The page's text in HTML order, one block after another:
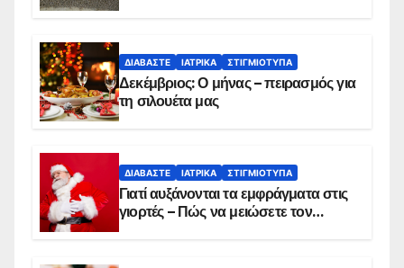
ΔΙΑΒΆΣΤΕ ΙΑΤΡΙΚΆ ΣΤΙΓΜΙΌΤΥΠΑ
Δεκέμβριος: Ο μήνας – πειρασμός για
τη σιλουέτα μας
ΔΙΑΒΆΣΤΕ ΙΑΤΡΙΚΆ ΣΤΙΓΜΙΌΤΥΠΑ
Γιατί αυξάνονται τα εμφράγματα στις
γιορτές – Πώς να μειώσετε τον